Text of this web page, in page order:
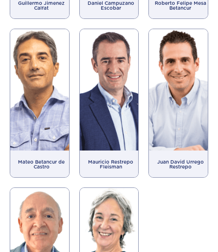
Guillermo Jimenez
Calfat
Daniel Campuzano
Escobar
Roberto Felipe Mesa
Betancur
Mateo Betancur de
Castro
Mauricio Restrepo
Fleisman
Juan David Urrego
Restrepo